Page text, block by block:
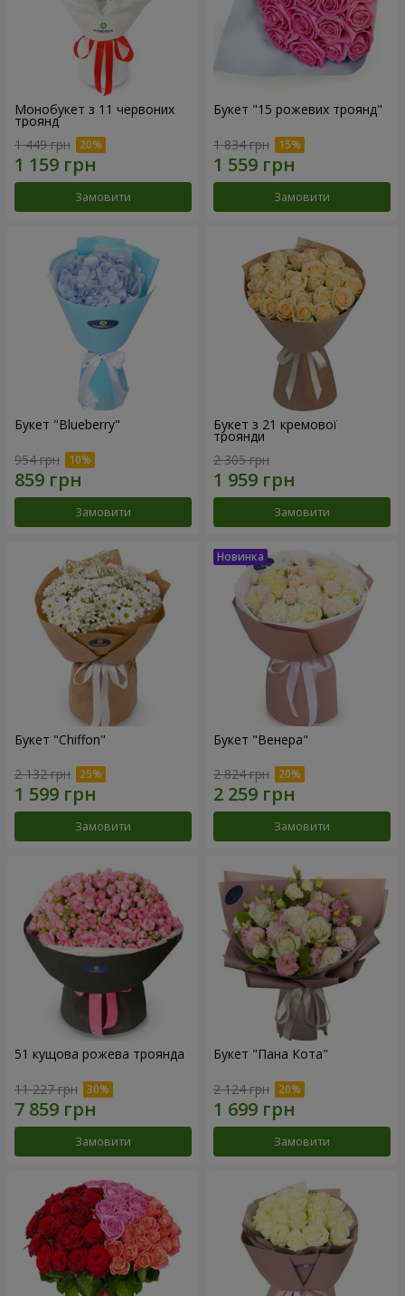
Монобукет з 11 червоних
троянд
1 449 грн
Замовити
Букет "15 рожевих троянд"
1 834 грн
Замовити
Букет "Blueberry"
954 грн
Замовити
Букет з 21 кремової
троянди
2 305 грн
Замовити
Букет "Chiffon"
2 132 грн
Замовити
Букет "Венера"
2 824 грн
Замовити
51 кущова рожева троянда
11 227 грн
Замовити
Букет "Пана Кота"
2 124 грн
Замовити